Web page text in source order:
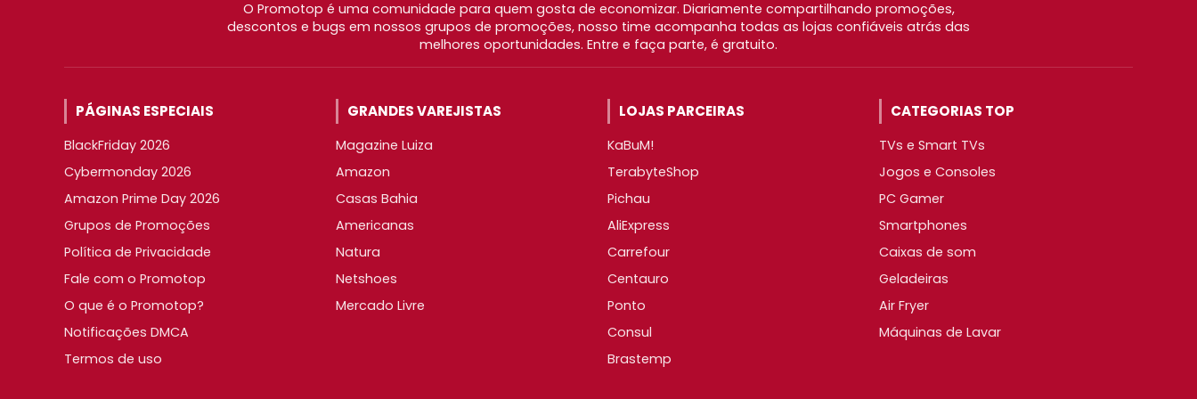
O Promotop é uma comunidade para quem gosta de economizar. Diariamente compartilhando promoções,
descontos e bugs em nossos grupos de promoções, nosso time acompanha todas as lojas confiáveis atrás das
melhores oportunidades. Entre e faça parte, é gratuito.
PÁGINAS ESPECIAIS
BlackFriday 2026
Cybermonday 2026
Amazon Prime Day 2026
Grupos de Promoções
Política de Privacidade
Fale com o Promotop
O que é o Promotop?
Notificações DMCA
Termos de uso
GRANDES VAREJISTAS
Magazine Luiza
Amazon
Casas Bahia
Americanas
Natura
Netshoes
Mercado Livre
LOJAS PARCEIRAS
KaBuM!
TerabyteShop
Pichau
AliExpress
Carrefour
Centauro
Ponto
Consul
Brastemp
CATEGORIAS TOP
TVs e Smart TVs
Jogos e Consoles
PC Gamer
Smartphones
Caixas de som
Geladeiras
Air Fryer
Máquinas de Lavar